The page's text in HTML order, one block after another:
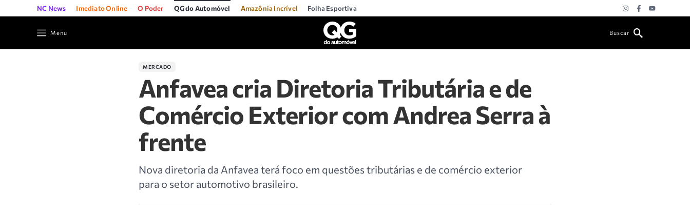
NC News Imediato Online O Poder QG do Automóvel Amazônia Incrível Folha Esportiva
Menu Buscar
MERCADO
Anfavea cria Diretoria Tributária e de
Comércio Exterior com Andrea Serra à
frente
Nova diretoria da Anfavea terá foco em questões tributárias e de comércio exterior
para o setor automotivo brasileiro.